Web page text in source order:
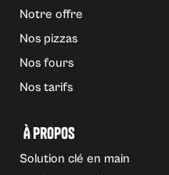
Notre offre
Nos pizzas
Nos fours
Nos tarifs
À propos
Solution clé en main